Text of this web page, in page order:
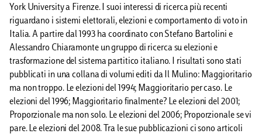
York University a Firenze. I suoi interessi di ricerca più recenti
riguardano i sistemi elettorali, elezioni e comportamento di voto in
Italia. A partire dal 1993 ha coordinato con Stefano Bartolini e
Alessandro Chiaramonte un gruppo di ricerca su elezioni e
trasformazione del sistema partitico italiano. I risultati sono stati
pubblicati in una collana di volumi editi da Il Mulino: Maggioritario
ma non troppo. Le elezioni del 1994; Maggioritario per caso. Le
elezioni del 1996; Maggioritario finalmente? Le elezioni del 2001;
Proporzionale ma non solo. Le elezioni del 2006; Proporzionale se vi
pare. Le elezioni del 2008. Tra le sue pubblicazioni ci sono articoli